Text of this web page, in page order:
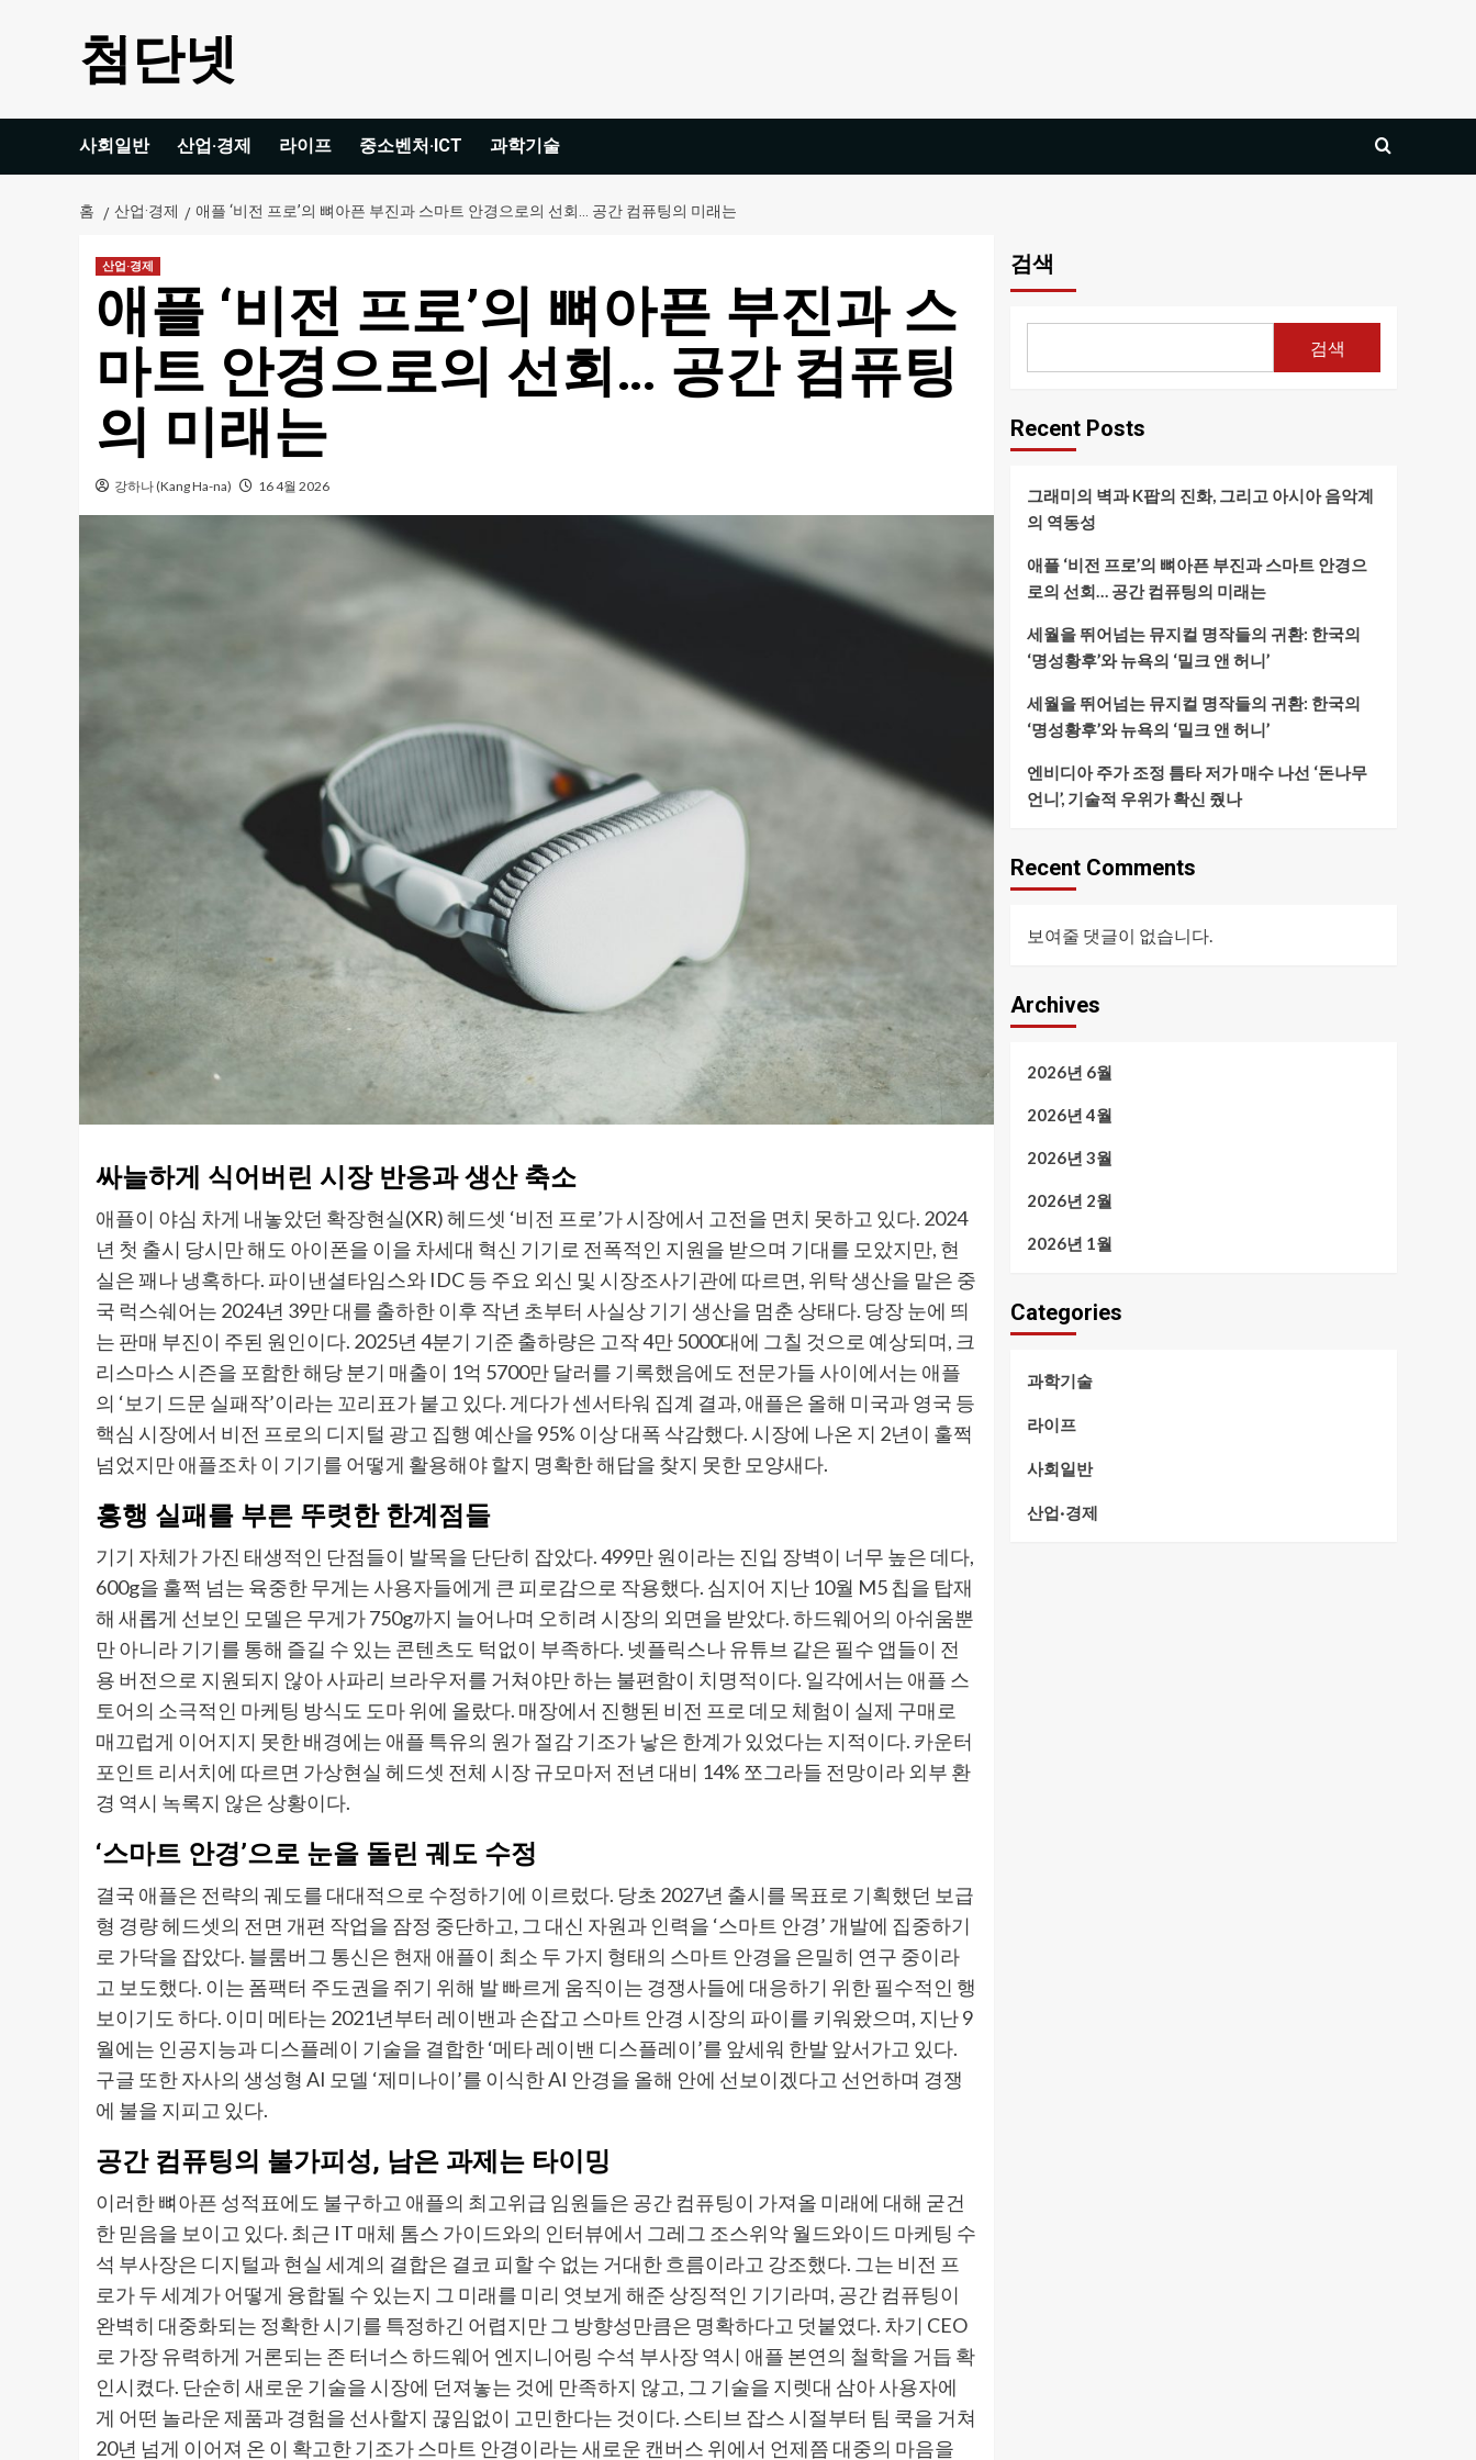
건
뛰
첨단넷
사회일반 산업·경제 라이프 중소벤처·ICT 과학기술
홈 산업·경제 애플 ‘비전 프로’의 뼈아픈 부진과 스마트 안경으로의 선회… 공간 컴퓨팅의 미래는
산업·경제
애플 ‘비전 프로’의 뼈아픈 부진과 스
마트 안경으로의 선회… 공간 컴퓨팅
의 미래는
강하나 (Kang Ha-na) 16 4월 2026
싸늘하게 식어버린 시장 반응과 생산 축소
애플이 야심 차게 내놓았던 확장현실(XR) 헤드셋 ‘비전 프로’가 시장에서 고전을 면치 못하고 있다. 2024
년 첫 출시 당시만 해도 아이폰을 이을 차세대 혁신 기기로 전폭적인 지원을 받으며 기대를 모았지만, 현
실은 꽤나 냉혹하다. 파이낸셜타임스와 IDC 등 주요 외신 및 시장조사기관에 따르면, 위탁 생산을 맡은 중
국 럭스쉐어는 2024년 39만 대를 출하한 이후 작년 초부터 사실상 기기 생산을 멈춘 상태다. 당장 눈에 띄
는 판매 부진이 주된 원인이다. 2025년 4분기 기준 출하량은 고작 4만 5000대에 그칠 것으로 예상되며, 크
리스마스 시즌을 포함한 해당 분기 매출이 1억 5700만 달러를 기록했음에도 전문가들 사이에서는 애플
의 ‘보기 드문 실패작’이라는 꼬리표가 붙고 있다. 게다가 센서타워 집계 결과, 애플은 올해 미국과 영국 등
핵심 시장에서 비전 프로의 디지털 광고 집행 예산을 95% 이상 대폭 삭감했다. 시장에 나온 지 2년이 훌쩍
넘었지만 애플조차 이 기기를 어떻게 활용해야 할지 명확한 해답을 찾지 못한 모양새다.
흥행 실패를 부른 뚜렷한 한계점들
기기 자체가 가진 태생적인 단점들이 발목을 단단히 잡았다. 499만 원이라는 진입 장벽이 너무 높은 데다,
600g을 훌쩍 넘는 육중한 무게는 사용자들에게 큰 피로감으로 작용했다. 심지어 지난 10월 M5 칩을 탑재
해 새롭게 선보인 모델은 무게가 750g까지 늘어나며 오히려 시장의 외면을 받았다. 하드웨어의 아쉬움뿐
만 아니라 기기를 통해 즐길 수 있는 콘텐츠도 턱없이 부족하다. 넷플릭스나 유튜브 같은 필수 앱들이 전
용 버전으로 지원되지 않아 사파리 브라우저를 거쳐야만 하는 불편함이 치명적이다. 일각에서는 애플 스
토어의 소극적인 마케팅 방식도 도마 위에 올랐다. 매장에서 진행된 비전 프로 데모 체험이 실제 구매로
매끄럽게 이어지지 못한 배경에는 애플 특유의 원가 절감 기조가 낳은 한계가 있었다는 지적이다. 카운터
포인트 리서치에 따르면 가상현실 헤드셋 전체 시장 규모마저 전년 대비 14% 쪼그라들 전망이라 외부 환
경 역시 녹록지 않은 상황이다.
‘스마트 안경’으로 눈을 돌린 궤도 수정
결국 애플은 전략의 궤도를 대대적으로 수정하기에 이르렀다. 당초 2027년 출시를 목표로 기획했던 보급
형 경량 헤드셋의 전면 개편 작업을 잠정 중단하고, 그 대신 자원과 인력을 ‘스마트 안경’ 개발에 집중하기
로 가닥을 잡았다. 블룸버그 통신은 현재 애플이 최소 두 가지 형태의 스마트 안경을 은밀히 연구 중이라
고 보도했다. 이는 폼팩터 주도권을 쥐기 위해 발 빠르게 움직이는 경쟁사들에 대응하기 위한 필수적인 행
보이기도 하다. 이미 메타는 2021년부터 레이밴과 손잡고 스마트 안경 시장의 파이를 키워왔으며, 지난 9
월에는 인공지능과 디스플레이 기술을 결합한 ‘메타 레이밴 디스플레이’를 앞세워 한발 앞서가고 있다.
구글 또한 자사의 생성형 AI 모델 ‘제미나이’를 이식한 AI 안경을 올해 안에 선보이겠다고 선언하며 경쟁
에 불을 지피고 있다.
공간 컴퓨팅의 불가피성, 남은 과제는 타이밍
이러한 뼈아픈 성적표에도 불구하고 애플의 최고위급 임원들은 공간 컴퓨팅이 가져올 미래에 대해 굳건
한 믿음을 보이고 있다. 최근 IT 매체 톰스 가이드와의 인터뷰에서 그레그 조스위악 월드와이드 마케팅 수
석 부사장은 디지털과 현실 세계의 결합은 결코 피할 수 없는 거대한 흐름이라고 강조했다. 그는 비전 프
로가 두 세계가 어떻게 융합될 수 있는지 그 미래를 미리 엿보게 해준 상징적인 기기라며, 공간 컴퓨팅이
완벽히 대중화되는 정확한 시기를 특정하긴 어렵지만 그 방향성만큼은 명확하다고 덧붙였다. 차기 CEO
로 가장 유력하게 거론되는 존 터너스 하드웨어 엔지니어링 수석 부사장 역시 애플 본연의 철학을 거듭 확
인시켰다. 단순히 새로운 기술을 시장에 던져놓는 것에 만족하지 않고, 그 기술을 지렛대 삼아 사용자에
게 어떤 놀라운 제품과 경험을 선사할지 끊임없이 고민한다는 것이다. 스티브 잡스 시절부터 팀 쿡을 거쳐
20년 넘게 이어져 온 이 확고한 기조가 스마트 안경이라는 새로운 캔버스 위에서 언제쯤 대중의 마음을
검색
검색
Recent Posts
그래미의 벽과 K팝의 진화, 그리고 아시아 음악계
의 역동성
애플 ‘비전 프로’의 뼈아픈 부진과 스마트 안경으
로의 선회… 공간 컴퓨팅의 미래는
세월을 뛰어넘는 뮤지컬 명작들의 귀환: 한국의
‘명성황후’와 뉴욕의 ‘밀크 앤 허니’
세월을 뛰어넘는 뮤지컬 명작들의 귀환: 한국의
‘명성황후’와 뉴욕의 ‘밀크 앤 허니’
엔비디아 주가 조정 틈타 저가 매수 나선 ‘돈나무
언니’, 기술적 우위가 확신 줬나
Recent Comments
보여줄 댓글이 없습니다.
Archives
2026년 6월
2026년 4월
2026년 3월
2026년 2월
2026년 1월
Categories
과학기술
라이프
사회일반
산업·경제